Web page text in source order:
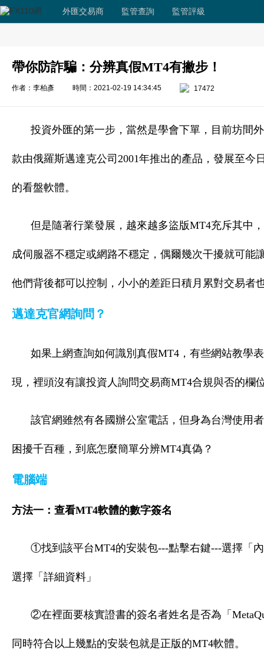
外匯交易商 監管查詢 監管評級
帶你防詐騙：分辨真假MT4有撇步！
作者：李柏彥 時間：2021-02-19 14:34:45 17472
投資外匯的第一步，當然是學會下單，目前坊間
款由俄羅斯邁達克公司2001年推出的產品，發展至
的看盤軟體。
但是隨著行業發展，越來越多盜版MT4充斥其中
成伺服器不穩定或網路不穩定，偶爾幾次干擾就可能
他們背後都可以控制，小小的差距日積月累對交易者
邁達克官網詢問？
如果上網查詢如何識別真假MT4，有些網站教學
現，裡頭沒有讓投資人詢問交易商MT4合規與否的欄
該官網雖然有各國辦公室電話，但身為台灣使用
困擾千百種，到底怎麼簡單分辨MT4真偽？
電腦端
方法一：查看MT4軟體的數字簽名
①找到該平台MT4的安裝包---點擊右鍵---選擇「
選擇「詳細資料」
②在裡面要核實證書的簽名者姓名是否為「
同時符合以上幾點的安裝包就是正版的MT4軟體。